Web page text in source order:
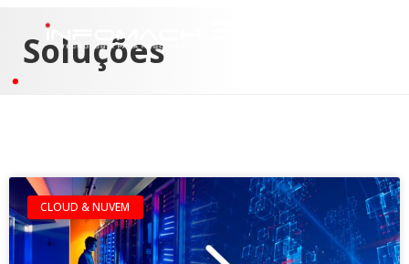
Soluções
CLOUD & NUVEM